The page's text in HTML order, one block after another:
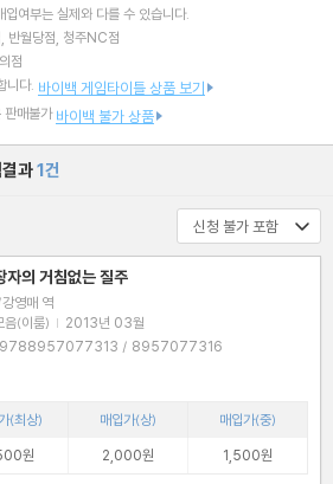
여부는 실제와 다를 수 있습니다.
반월당점, 청주NC점
점
니다. 바이백 게임타이틀 상품 보기
판매불가 바이백 불가 상품
과1건
자의 거침없는 질주
영매 역
음(이룸) | 2013년 03월
ISBN : 9788957077313 / 8957077316
(최상) 매입가(상)
매입가(중)
원 2,000원 1,500원